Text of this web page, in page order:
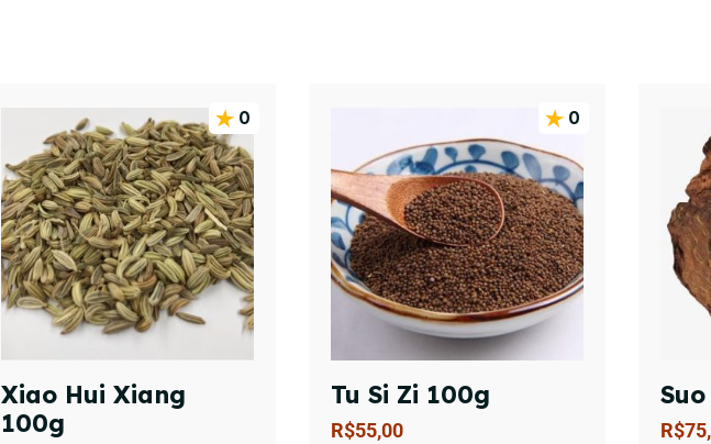
0
Xiao Hui Xiang
100g
0
Tu Si Zi 100g
R$55,00 R$